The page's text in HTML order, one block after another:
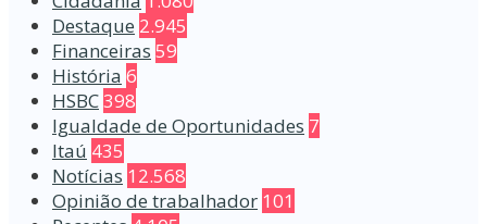
Destaque 2.945
Financeiras 59
História 6
HSBC398
Igualdade de Oportunidades 7
Itaú 435
Notícias 12.568
Opinião de trabalhador 101